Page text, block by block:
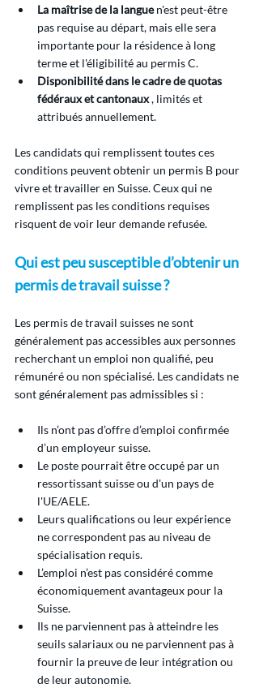
La maîtrise de la langue n'est peut-être
pas requise au départ, mais elle sera
importante pour la résidence à long
terme et l'éligibilité au permis C.
Disponibilité dans le cadre de quotas
fédéraux et cantonaux , limités et
attribués annuellement.
Les candidats qui remplissent toutes ces
conditions peuvent obtenir un permis B pour
vivre et travailler en Suisse. Ceux qui ne
remplissent pas les conditions requises
risquent de voir leur demande refusée.
Qui est peu susceptible d’obtenir un
permis de travail suisse ?
Les permis de travail suisses ne sont
généralement pas accessibles aux personnes
recherchant un emploi non qualifié, peu
rémunéré ou non spécialisé. Les candidats ne
sont généralement pas admissibles si :
Ils n’ont pas d’offre d’emploi confirmée
d’un employeur suisse.
Le poste pourrait être occupé par un
ressortissant suisse ou d'un pays de
l'UE/AELE.
Leurs qualifications ou leur expérience
ne correspondent pas au niveau de
spécialisation requis.
L’emploi n’est pas considéré comme
économiquement avantageux pour la
Suisse.
Ils ne parviennent pas à atteindre les
seuils salariaux ou ne parviennent pas à
fournir la preuve de leur intégration ou
de leur autonomie.